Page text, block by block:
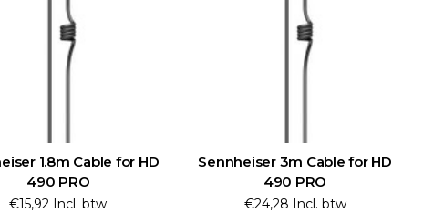
1.8m Cable for HD
490 PRO
€15,92 Incl. btw
Sennheiser 3m Cable for HD
490 PRO
€24,28 Incl. btw